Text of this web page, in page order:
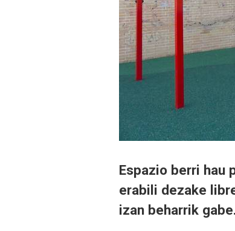
Espazio berri hau
erabili dezake
izan beharrik gabe.